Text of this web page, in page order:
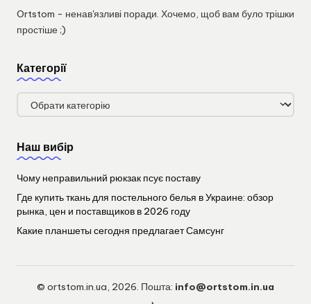
Ortstom - ненав'язливі поради. Хочемо, щоб вам було трішки
простіше ;)
Категорії
Категорії
Наш вибір
Чому неправильний рюкзак псує поставу
Где купить ткань для постельного белья в Украине: обзор
рынка, цен и поставщиков в 2026 году
Какие планшеты сегодня предлагает Самсунг
© ortstom.in.ua, 2026. Пошта: info@ortstom.in.ua